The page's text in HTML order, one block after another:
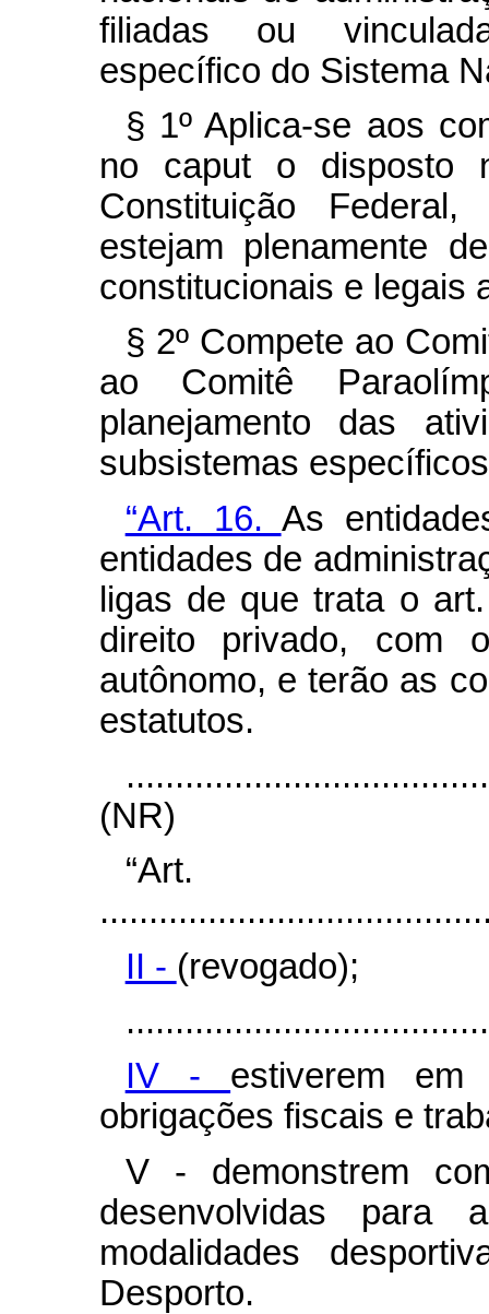
filiadas ou
específico do Sistema
§ 1ºAplica-se aos
no caput o disposto
Constituição
estejam plenamente
constitucionais e legais
§ 2º Compete ao
ao Comitê
planejamento das
subsistemas
“Art. 16. As
entidades de
ligas de que trata o
direito privado, com
autônomo, e terão as
estatutos.
(NR)
II - (revogado);
IV - estiverem
obrigações fiscais e
V - demonstrem
desenvolvidas para
modalidades
Desporto.